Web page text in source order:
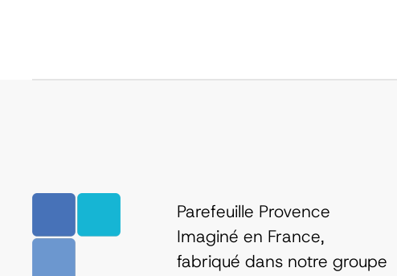
Parefeuille Provence
Imaginé en France,
fabriqué dans notre groupe